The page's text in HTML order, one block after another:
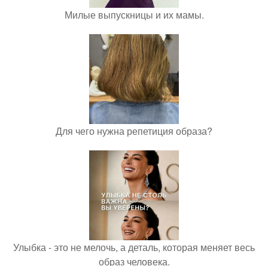
Милые выпускницы и их мамы.
Для чего нужна репетиция образа?
Улыбка - это не мелочь, а деталь, которая меняет весь
образ человека.